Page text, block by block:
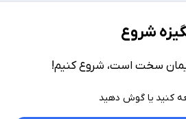
شروع
سخت است، شروع کنیم!